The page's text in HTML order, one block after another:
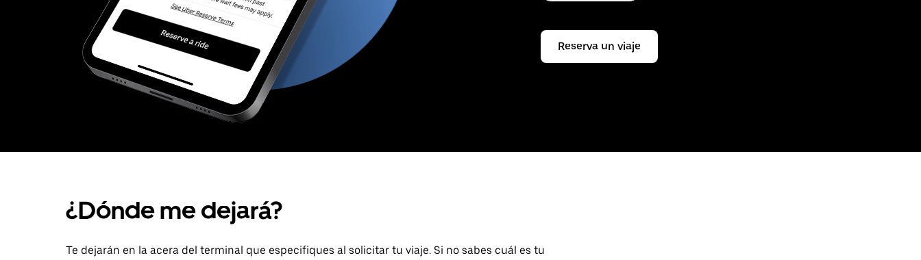
Reserva un viaje
¿Dónde me dejará?
Te dejarán en la acera del terminal que especifiques al solicitar tu viaje. Si no sabes cuál es tu